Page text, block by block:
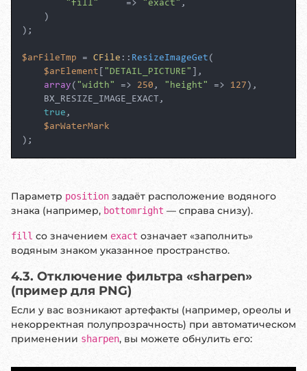
"fill"
     =>
"exact" ,
    )
);
$arFileTmp = CFile :: ResizeImageGet (
$arElement
"DETAIL_PICTURE"
],
array ( "width" => 250 , "height" => 127 ),
    BX_RESIZE_IMAGE_EXACT,
true ,
$arWaterMark
);
Параметр position задаёт расположение водяного
знака (например, bottomright — справа снизу).
fill со значением exact означает «заполнить»
водяным знаком указанное пространство.
4.3. Отключение фильтра «sharpen»
(пример для PNG)
Если у вас возникают артефакты (например, ореолы и
некорректная полупрозрачность) при автоматическом
применении sharpen, вы можете обнулить его: